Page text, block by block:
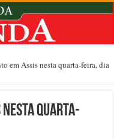
em Assis nesta quarta-feira, dia
nesta quarta-